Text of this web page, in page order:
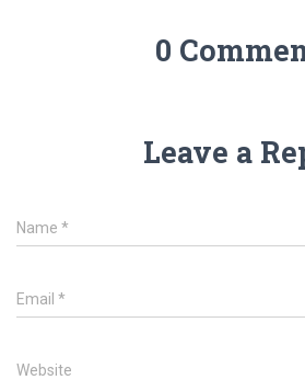
0
Leave a
Name *
Email *
Website